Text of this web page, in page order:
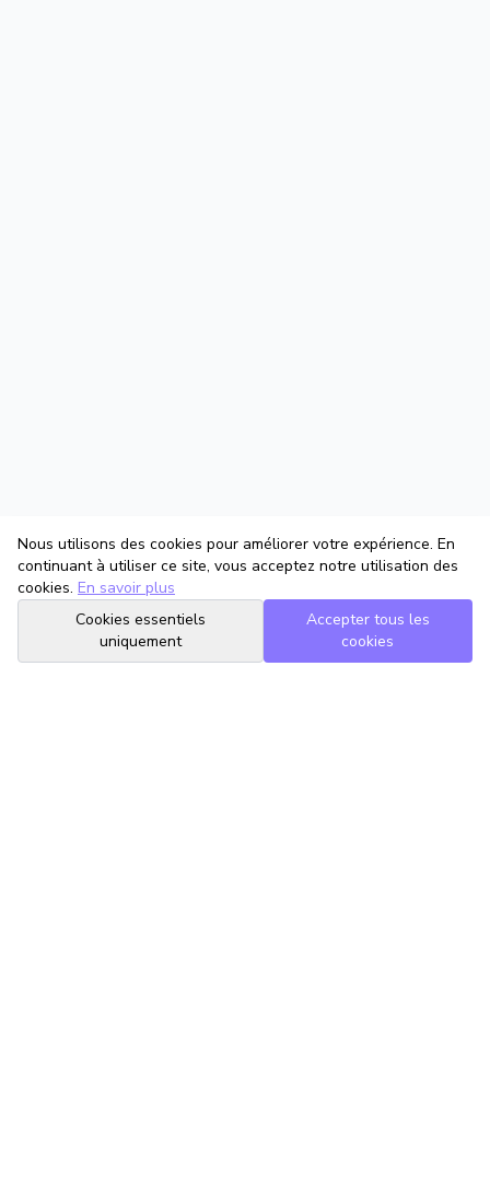
Nous utilisons des cookies pour améliorer votre expérience. En
continuant à utiliser ce site, vous acceptez notre utilisation des
cookies. En savoir plus
Cookies essentiels
uniquement
Accepter tous les
cookies